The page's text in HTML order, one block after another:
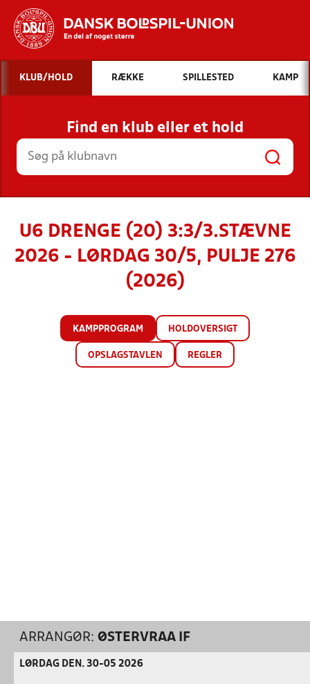
Hvad vil du søge efter?
INDHOLD OG NYHEDER
STILLINGER, RESULTATER, KLUBBER OG
HOLD
KLUB/HOLD RÆKKE SPILLESTED KAMP
Find en klub eller et hold
U6 DRENGE (20) 3:3/3.STÆVNE
2026 - LØRDAG 30/5, PULJE 276
(2026)
KAMPPROGRAM HOLDOVERSIGT
OPSLAGSTAVLEN REGLER
ARRANGØR: ØSTERVRAA IF
LØRDAG DEN. 30-05 2026